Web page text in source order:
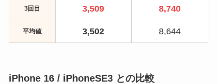
3回目 3,509 8,740
平均値 3,502 8,644
iPhone 16 / iPhoneSE3 との比較